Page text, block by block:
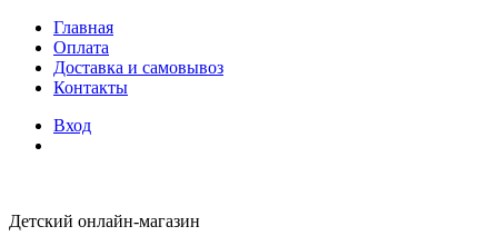
Главная
Оплата
Доставка и самовывоз
Контакты
Вход
Детский онлайн-магазин